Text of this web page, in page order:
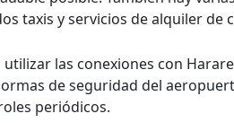
taxis y servicios de alquiler de
utilizar las conexiones con
de seguridad del
periódicos.